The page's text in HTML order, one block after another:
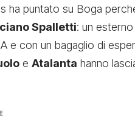
ha puntato su Boga
Spalletti: un
e con un bagaglio di
e Atalanta hanno